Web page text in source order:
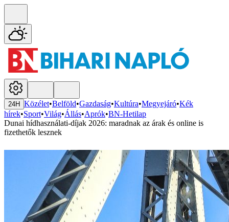
24H Közélet•Belföld•Gazdaság•Kultúra•Megyejáró•Kék
hírek•Sport•Világ•Állás•Aprók•BN-Hetilap
Dunai hídhasználati-díjak 2026: maradnak az árak és online is
fizethetők lesznek